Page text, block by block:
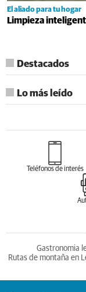
El aliado para tu hogar
Limpieza
Destacados
Lo más leído
Teléfonos de interés
Gastronomia
Rutas de montaña en